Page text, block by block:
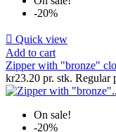
-20%
 Quick view
Add to cart
Zipper with "bronze"
kr23.20 pr. stk. Regular
On sale!
-20%